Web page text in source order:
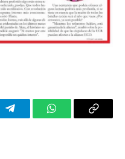
TelegramWhatsAppCopy